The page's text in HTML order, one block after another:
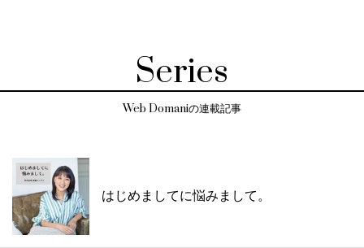
Series
Web Domaniの連載記事
はじめましてに悩みまして。